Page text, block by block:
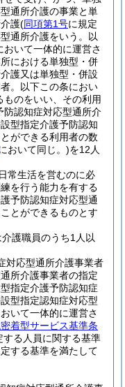
通所介護の事業と単
護(同項第1号に規定
通所介護をいう。以
いて一体的に運営さ
における単独型・併
護又は単独型・併設
。以下この条におい
のをいい、その利用
防認知症対応型通所介
型指定介護予防認知
ができる利用者の数
おいて同じ。)を12人
常生活を営むのに必
を行う能力を有する
予防認知症対応型通
とができるものとす
護職員のうち1人以
対応型通所介護事業者
所介護事業者の指定
指定介護予防認知症
型指定認知症対応型
いて一体的に運営さ
着型サービス基準条
する人員に関する基準
する基準を満たして